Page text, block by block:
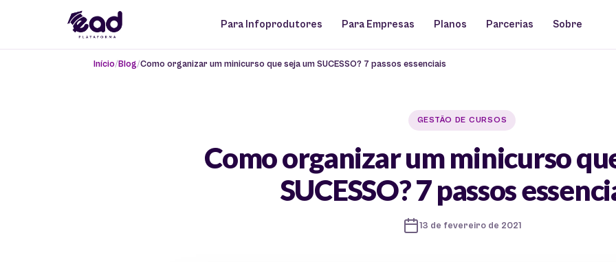
Para Infoprodutores Para Empresas Planos Parcerias Sobre
Início Blog Como organizar um minicurso que seja um SUCESSO? 7 passos essenciais
GESTÃO DE CURSOS
Como organizar um minicurso
SUCESSO? 7 passos
13 de fevereiro de 2021